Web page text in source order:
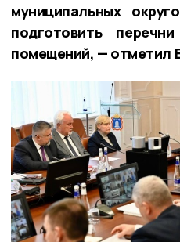
муниципальных
подготовить
помещений, — отметил